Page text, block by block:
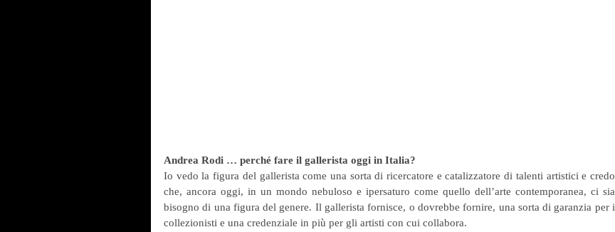
Andrea Rodi … perché fare il gallerista oggi in Italia?
Io vedo la figura del gallerista come una sorta di ricercatore e catalizzatore di talenti artistici e credo
che, ancora oggi, in un mondo nebuloso e ipersaturo come quello dell’arte contemporanea, ci sia
bisogno di una figura del genere. Il gallerista fornisce, o dovrebbe fornire, una sorta di garanzia per i
collezionisti e una credenziale in più per gli artisti con cui collabora.